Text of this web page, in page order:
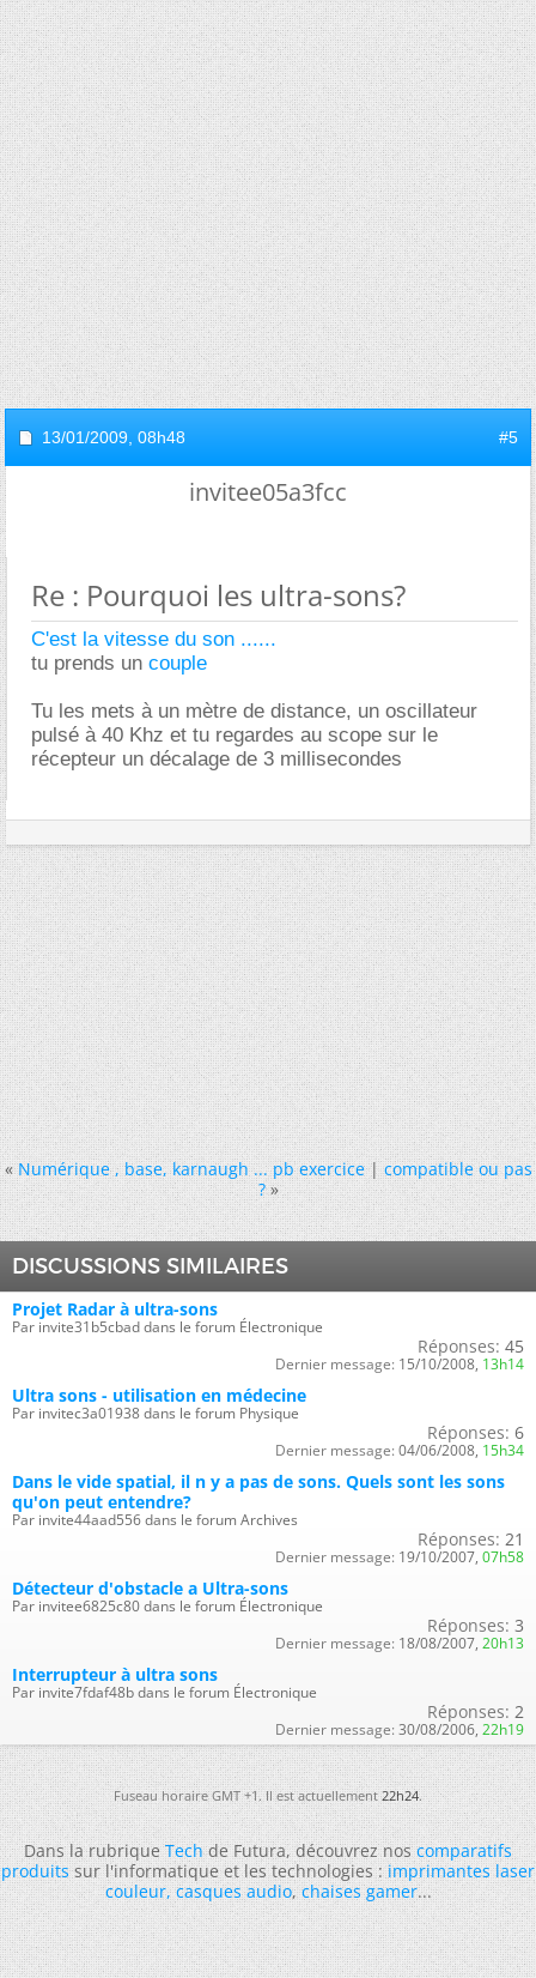
13/01/2009, 08h48 #5
invitee05a3fcc
Re : Pourquoi les ultra-sons?
C'est la vitesse du son ......
tu prends un couple
Tu les mets à un mètre de distance, un oscillateur
pulsé à 40 Khz et tu regardes au scope sur le
récepteur un décalage de 3 millisecondes
« Numérique , base, karnaugh ... pb exercice|compatible ou pas
? »
DISCUSSIONS SIMILAIRES
Projet Radar à ultra-sons
Par invite31b5cbad dans le forum Électronique
Réponses: 45
Dernier message: 15/10/2008, 13h14
Ultra sons - utilisation en médecine
Par invitec3a01938 dans le forum Physique
Réponses: 6
Dernier message: 04/06/2008, 15h34
Dans le vide spatial, il n y a pas de sons. Quels sont les sons
qu'on peut entendre?
Par invite44aad556 dans le forum Archives
Réponses: 21
Dernier message: 19/10/2007, 07h58
Détecteur d'obstacle a Ultra-sons
Par invitee6825c80 dans le forum Électronique
Réponses: 3
Dernier message: 18/08/2007, 20h13
Interrupteur à ultra sons
Par invite7fdaf48b dans le forum Électronique
Réponses: 2
Dernier message: 30/08/2006, 22h19
Fuseau horaire GMT +1. Il est actuellement22h24.
Dans la rubriqueTechde Futura, découvrez noscomparatifs
produitssur l'informatique et les technologies :imprimantes laser
couleur,casques audio,chaises gamer...